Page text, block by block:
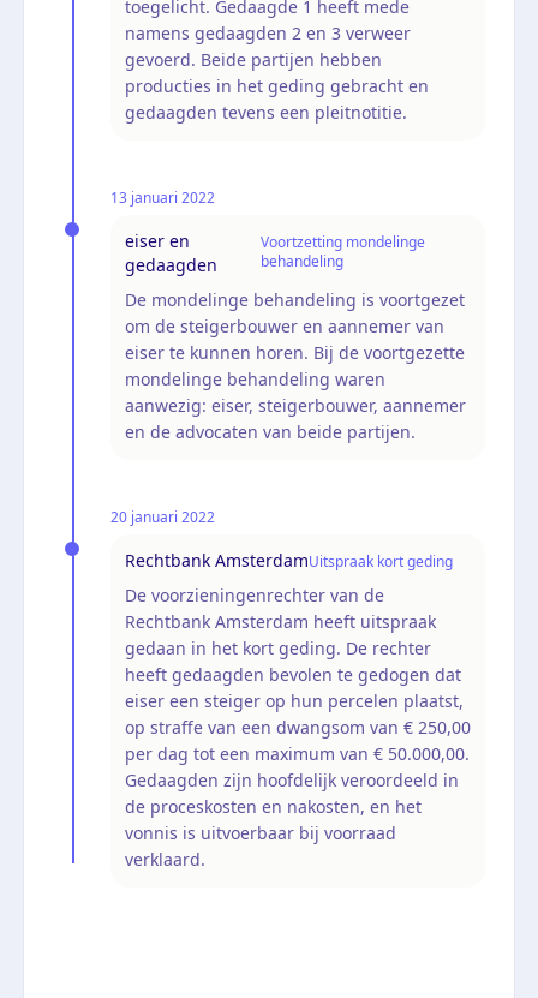
toegelicht. Gedaagde 1 heeft mede
namens gedaagden 2 en 3 verweer
gevoerd. Beide partijen hebben
producties in het geding gebracht en
gedaagden tevens een pleitnotitie.
13 januari 2022
eiser en
gedaagden
Voortzetting mondelinge
behandeling
De mondelinge behandeling is voortgezet
om de steigerbouwer en aannemer van
eiser te kunnen horen. Bij de voortgezette
mondelinge behandeling waren
aanwezig: eiser, steigerbouwer, aannemer
en de advocaten van beide partijen.
20 januari 2022
Rechtbank AmsterdamUitspraak kort geding
De voorzieningenrechter van de
Rechtbank Amsterdam heeft uitspraak
gedaan in het kort geding. De rechter
heeft gedaagden bevolen te gedogen dat
eiser een steiger op hun percelen plaatst,
op straffe van een dwangsom van € 250,00
per dag tot een maximum van € 50.000,00.
Gedaagden zijn hoofdelijk veroordeeld in
de proceskosten en nakosten, en het
vonnis is uitvoerbaar bij voorraad
verklaard.